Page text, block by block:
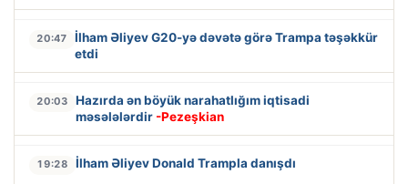
20:47
İlham Əliyev G20-yə dəvətə görə Trampa təşəkkür
etdi
20:03
Hazırda ən böyük narahatlığım iqtisadi
məsələlərdir -Pezeşkian
19:28 İlham Əliyev Donald Trampla danışdı